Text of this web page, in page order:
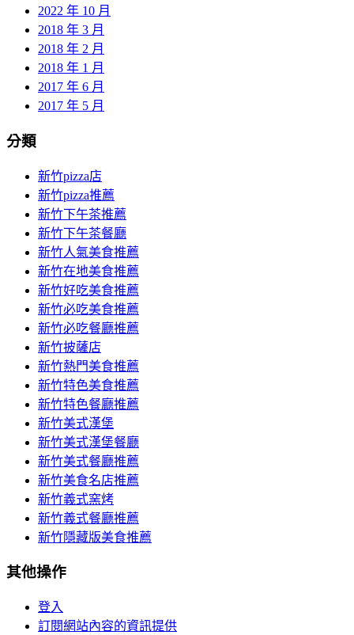
2022 年 10 月
2018 年 3 月
2018 年 2 月
2018 年 1 月
2017 年 6 月
2017 年 5 月
分類
新竹pizza店
新竹pizza推薦
新竹下午茶推薦
新竹下午茶餐廳
新竹人氣美食推薦
新竹在地美食推薦
新竹好吃美食推薦
新竹必吃美食推薦
新竹必吃餐廳推薦
新竹披薩店
新竹熱門美食推薦
新竹特色美食推薦
新竹特色餐廳推薦
新竹美式漢堡
新竹美式漢堡餐廳
新竹美式餐廳推薦
新竹美食名店推薦
新竹義式窯烤
新竹義式餐廳推薦
新竹隱藏版美食推薦
其他操作
登入
訂閱網站內容的資訊提供